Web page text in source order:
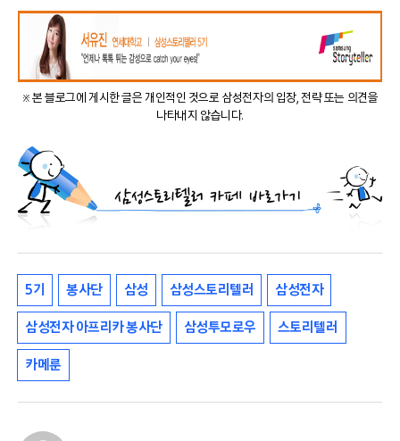
※ 본 블로그에 게시한 글은 개인적인 것으로 삼성전자의 입장, 전략 또는 의견을
나타내지 않습니다.
5기 봉사단 삼성 삼성스토리텔러 삼성전자
삼성전자 아프리카 봉사단 삼성투모로우 스토리텔러
카메룬